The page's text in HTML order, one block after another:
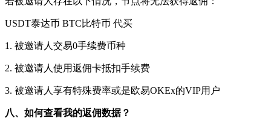
USDT泰达币 BTC比特币 代买
1. 被邀请人交易0手续费币种
2. 被邀请人使用返佣卡抵扣手续费
3. 被邀请人享有特殊费率或是欧易OKEx的VIP用户
八、如何查看我的返佣数据？